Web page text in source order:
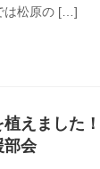
は松原の […]
植えました
部会